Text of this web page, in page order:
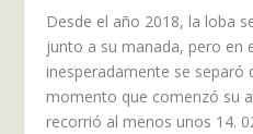
Desde el año 2018, la loba
junto a su manada, pero en
inesperadamente se separó
momento que comenzó su
recorrió al menos unos 14.